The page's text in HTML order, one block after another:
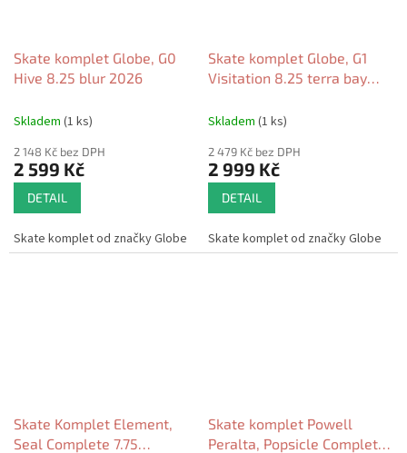
Skate komplet Globe, G0
Hive 8.25 blur 2026
Skladem (1 ks)
2 148 Kč bez DPH
2 599 Kč
DETAIL
Skate komplet od značky Globe
Skate komplet Globe, G1
Visitation 8.25 terra bay
Skladem (1 ks)
2 479 Kč bez DPH
2 999 Kč
DETAIL
Skate komplet od značky Globe
Skate Komplet Element,
Seal Complete 7.75
Skate komplet Powell
Peralta, Popsicle Completes